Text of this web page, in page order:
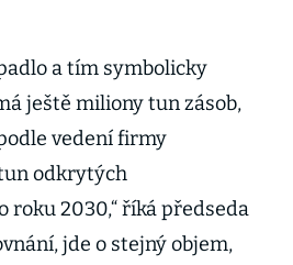
a tím symbolicky
ještě miliony tun zásob,
vedení firmy
odkrytých
roku 2030,“ říká předseda
jde o stejný objem,